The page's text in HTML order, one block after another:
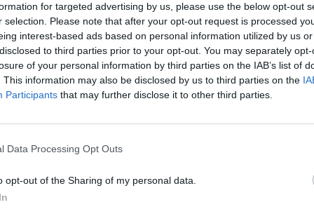
for targeted advertising by us, please use the below opt-out
selection. Please note that after your opt-out request is processed
interest-based ads based on personal information utilized by us
to third parties prior to your opt-out. You may separately
of your personal information by third parties on the IAB’s list of
This information may also be disclosed by us to third parties on the
Participants that may further disclose it to other third parties.
Data Processing Opt Outs
opt-out of the Sharing of my personal data.
έχει βρεθεί θετικός μέχρι στιγμής.
Hondius
Αργεντινή την 1η Απριλίου, ελλιμενίστηκε
από λιγότερο από μία εβδομάδα,
απομόνωση.
Ολλανδίας τη Δευτέρα, και το εναπομείναν
ανέφερε η ιδιοκτήτρια εταιρεία
newsletter